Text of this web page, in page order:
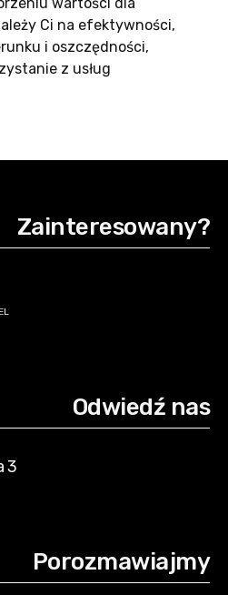
Ci na efektywności,
i oszczędności,
z usług
Zainteresowany?
Odwiedź nas
3
Porozmawiajmy